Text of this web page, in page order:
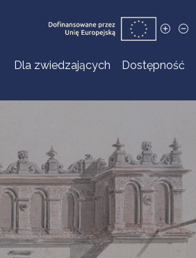
Dla zwiedzających Dostępność